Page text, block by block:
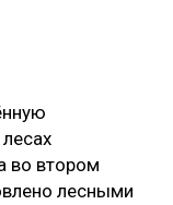
во втором
лесными